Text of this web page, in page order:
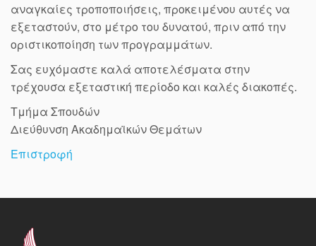
αναγκαίες τροποποιήσεις, προκειμένου αυτές να
εξεταστούν, στο μέτρο του δυνατού, πριν από την
οριστικοποίηση των προγραμμάτων.
Σας ευχόμαστε καλά αποτελέσματα στην
τρέχουσα εξεταστική περίοδο και καλές διακοπές.
Τμήμα Σπουδών
Διεύθυνση Ακαδημαϊκών Θεμάτων
Επιστροφή